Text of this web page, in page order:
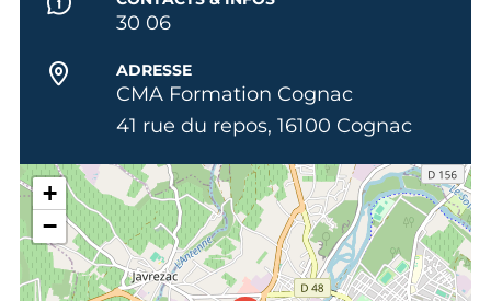
30 06
ADRESSE
CMA Formation Cognac
41 rue du repos, 16100 Cognac
+
−